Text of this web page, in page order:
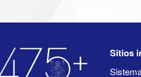
Sitios